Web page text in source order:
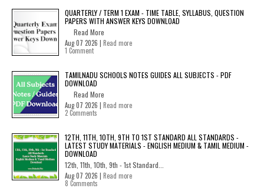
QUARTERLY / TERM 1 EXAM - TIME TABLE, SYLLABUS, QUESTION
PAPERS WITH ANSWER KEYS DOWNLOAD
Read More
Aug 07 2026 | Read more
1 Comment
TAMILNADU SCHOOLS NOTES GUIDES ALL SUBJECTS - PDF
DOWNLOAD
Read More
Aug 07 2026 | Read more
2 Comments
12TH, 11TH, 10TH, 9TH TO 1ST STANDARD ALL STANDARDS -
LATEST STUDY MATERIALS - ENGLISH MEDIUM & TAMIL MEDIUM -
DOWNLOAD
12th, 11th, 10th, 9th - 1st Standard...
Aug 07 2026 | Read more
8 Comments